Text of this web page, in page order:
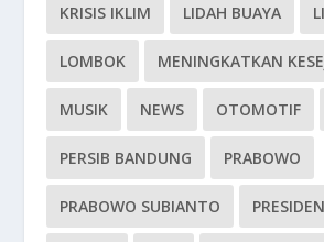
KRISIS IKLIM LIDAH BUAYA
LOMBOK MENINGKATKAN
MUSIK NEWS OTOMOTIF
PERSIB BANDUNG PRABOWO
PRABOWO SUBIANTO